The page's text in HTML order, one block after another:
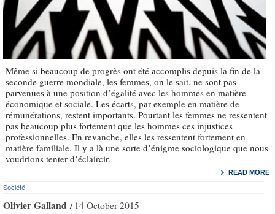
Même si beaucoup de progrès ont été accomplis depuis la fin de la
seconde guerre mondiale, les femmes, on le sait, ne sont pas
parvenues à une position d’égalité avec les hommes en matière
économique et sociale. Les écarts, par exemple en matière de
rémunérations, restent importants. Pourtant les femmes ne ressentent
pas beaucoup plus fortement que les hommes ces injustices
professionnelles. En revanche, elles les ressentent fortement en
matière familiale. Il y a là une sorte d’énigme sociologique que nous
voudrions tenter d’éclaircir.
READ MORE
Société
Olivier Galland 14 October 2015